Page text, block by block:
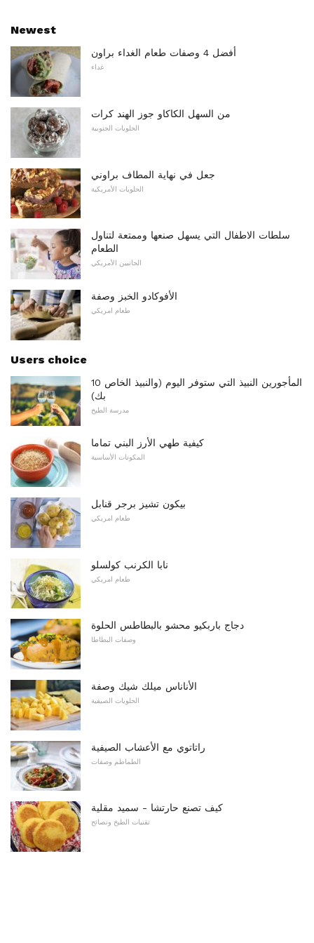
Newest
أفضل 4 وصفات طعام الغداء براون
غداء
من السهل الكاكاو جوز الهند كرات
الحلويات الجنوبية
جعل في نهاية المطاف براوني
الحلويات الأمريكية
سلطات الاطفال التي يسهل صنعها وممتعة لتناول
الطعام
الجانبين الأمريكي
الأفوكادو الخبز وصفة
طعام امريكي
Users choice
10 المأجورين النبيذ التي ستوفر اليوم (والنبيذ الخاص
بك)
مدرسة الطبخ
كيفية طهي الأرز البني تماما
المكونات الأساسية
بيكون تشيز برجر قنابل
طعام امريكي
نابا الكرنب كولسلو
طعام امريكي
دجاج باربكيو محشو بالبطاطس الحلوة
وصفات البطاطا
الأناناس ميلك شيك وصفة
الحلويات الصيفية
راتاتوي مع الأعشاب الصيفية
الطماطم وصفات
كيف تصنع حارتشا - سميد مقلية
تقنيات الطبخ ونصائح